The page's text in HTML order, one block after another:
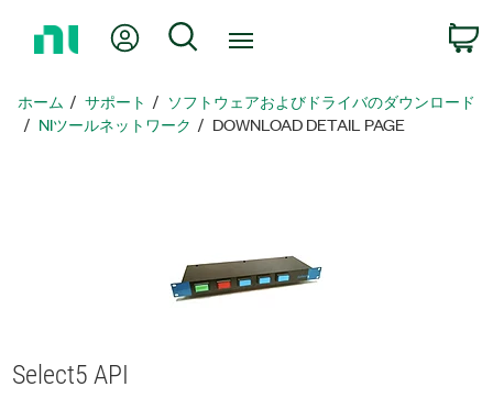
ペ
ー
Myアカウント
検索
ホーム サポート
ソフトウェアおよびドライバのダウンロード
NIツールネットワーク
DOWNLOAD DETAIL PAGE
Select5 API